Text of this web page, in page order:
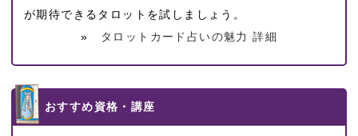
が期待できるタロットを試しましょう。
»
タロットカード占いの魅力 詳細
おすすめ資格・講座